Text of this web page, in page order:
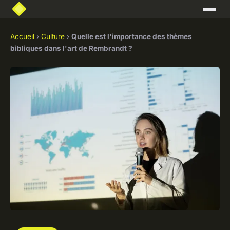
Accueil › Culture › Quelle est l'importance des thèmes
bibliques dans l'art de Rembrandt ?